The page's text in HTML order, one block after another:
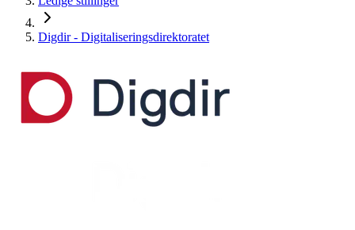
Digdir - Digitaliseringsdirektoratet